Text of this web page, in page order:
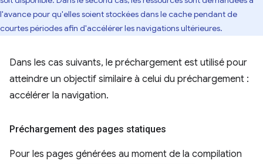
l'avance pour qu'elles soient stockées dans le cache pendant de
courtes périodes afin d'accélérer les navigations ultérieures.
Dans les cas suivants, le préchargement est utilisé pour
atteindre un objectif similaire à celui du préchargement :
accélérer la navigation.
Préchargement des pages statiques
Pour les pages générées au moment de la compilation